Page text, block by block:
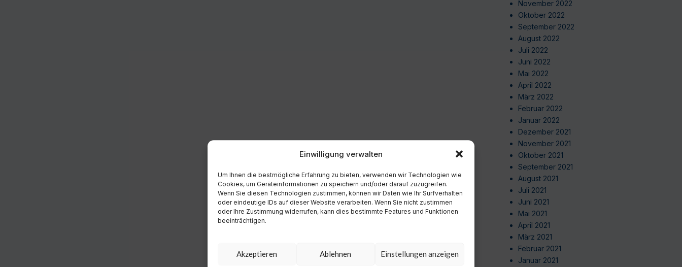
Einwilligung verwalten
Um Ihnen die bestmögliche Erfahrung zu bieten, verwenden wir Technologien wie
Cookies, um Geräteinformationen zu speichern und/oder darauf zuzugreifen.
Wenn Sie diesen Technologien zustimmen, können wir Daten wie Ihr Surfverhalten
oder eindeutige IDs auf dieser Website verarbeiten. Wenn Sie nicht zustimmen
oder Ihre Zustimmung widerrufen, kann dies bestimmte Features und Funktionen
beeinträchtigen.
Akzeptieren Ablehnen Einstellungen anzeigen
November 2022
Oktober 2022
September 2022
August 2022
Juli 2022
Juni 2022
Mai 2022
April 2022
März 2022
Februar 2022
Januar 2022
Dezember 2021
November 2021
Oktober 2021
September 2021
August 2021
Juli 2021
Juni 2021
Mai 2021
April 2021
März 2021
Februar 2021
Januar 2021